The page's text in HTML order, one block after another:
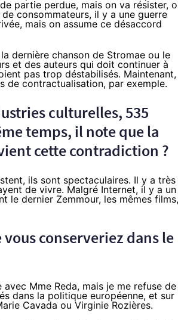
partie perdue, mais on va résister,
consommateurs, il y a une guerre
mais on assume ce désaccord
dernière chanson de Stromae ou le
et des auteurs qui doit continuer à
pas trop déstabilisés.
de contractualisation, par exemple.
culturelles, 535
temps, il note que la
cette contradiction ?
ils sont spectaculaires. Il y a très
de vivre. Malgré Internet, il y a un
le dernier Zemmour, les mêmes films,
vous conserveriez dans le
Mme Reda, mais je me refuse de
dans la politique européenne, et sur
Cavada ou Virginie Rozières.